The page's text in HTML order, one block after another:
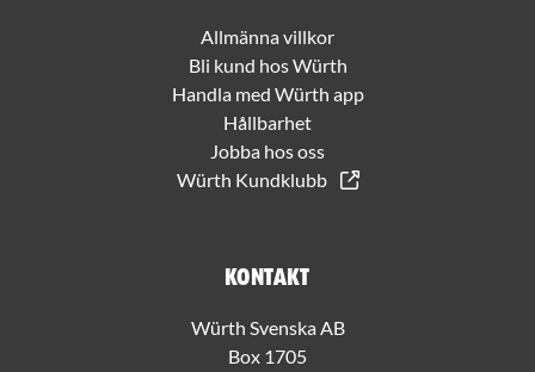
Allmänna villkor
Bli kund hos Würth
Handla med Würth app
Hållbarhet
Jobba hos oss
Würth Kundklubb
Kontakt
Würth Svenska AB
Box 1705